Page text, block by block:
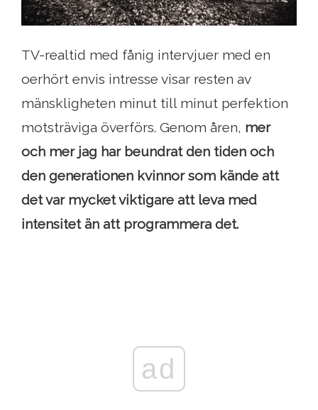
TV-realtid med fånig intervjuer med en
oerhört envis intresse visar resten av
mänskligheten minut till minut perfektion
motsträviga överförs. Genom åren, mer
och mer jag har beundrat den tiden och
den generationen kvinnor som kände att
det var mycket viktigare att leva med
intensitet än att programmera det.
ad